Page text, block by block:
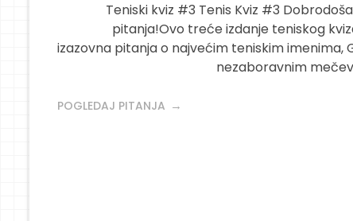
Teniski kviz #3 Tenis Kviz #3
pitanja!Ovo treće izdanje teniskog
izazovna pitanja o najvećim teniskim imenima,
nezaboravnim
POGLEDAJ PITANJA